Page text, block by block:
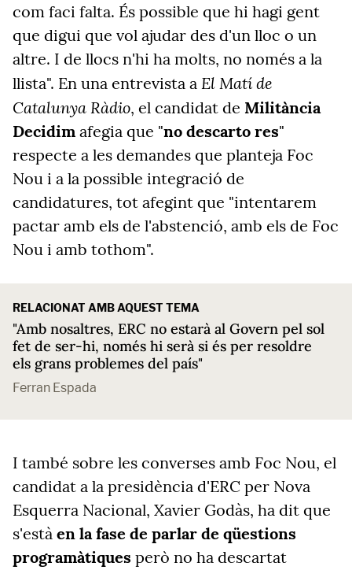
com faci falta. És possible que hi hagi gent
que digui que vol ajudar des d'un lloc o un
altre. I de llocs n'hi ha molts, no només a la
llista". En una entrevista a El Matí de
Catalunya Ràdio, el candidat de Militància
Decidim afegia que "no descarto res"
respecte a les demandes que planteja Foc
Nou i a la possible integració de
candidatures, tot afegint que "intentarem
pactar amb els de l'abstenció, amb els de Foc
Nou i amb tothom".
RELACIONAT AMB AQUEST TEMA
"Amb nosaltres, ERC no estarà al Govern pel sol
fet de ser-hi, només hi serà si és per resoldre
els grans problemes del país"
Ferran Espada
I també sobre les converses amb Foc Nou, el
candidat a la presidència d'ERC per Nova
Esquerra Nacional, Xavier Godàs, ha dit que
s'està en la fase de parlar de qüestions
programàtiques però no ha descartat